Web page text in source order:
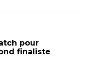
pour
finaliste